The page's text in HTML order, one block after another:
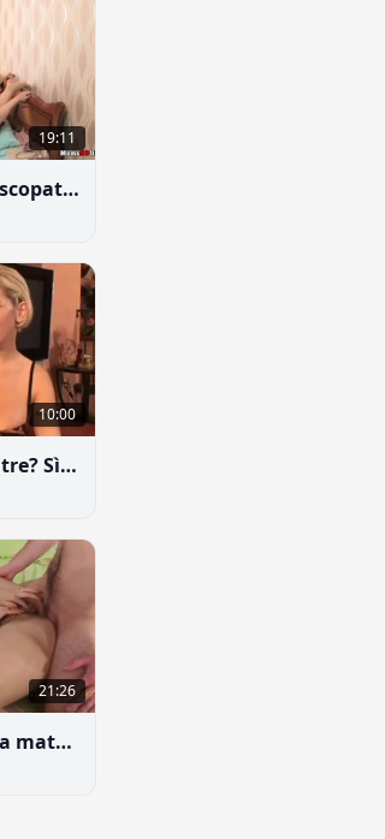
19:11
Culturisto ha scopato la sorella maggiore del migliore amico
10:00
Succhiare per tre? Sì, facile!
21:26
Smandrappata matura fa sesso con un giovane vicino